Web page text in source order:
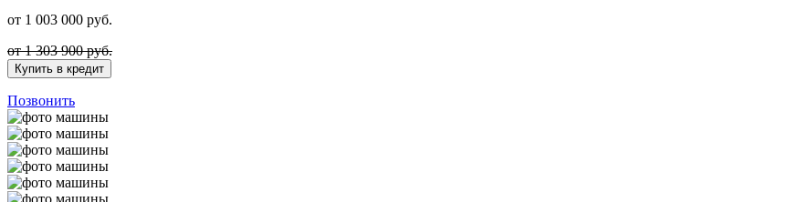
от 1 003 000 руб.
от 1 303 900 руб.
Купить в кредит
Позвонить